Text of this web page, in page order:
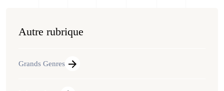
Autre rubrique
Grands Genres